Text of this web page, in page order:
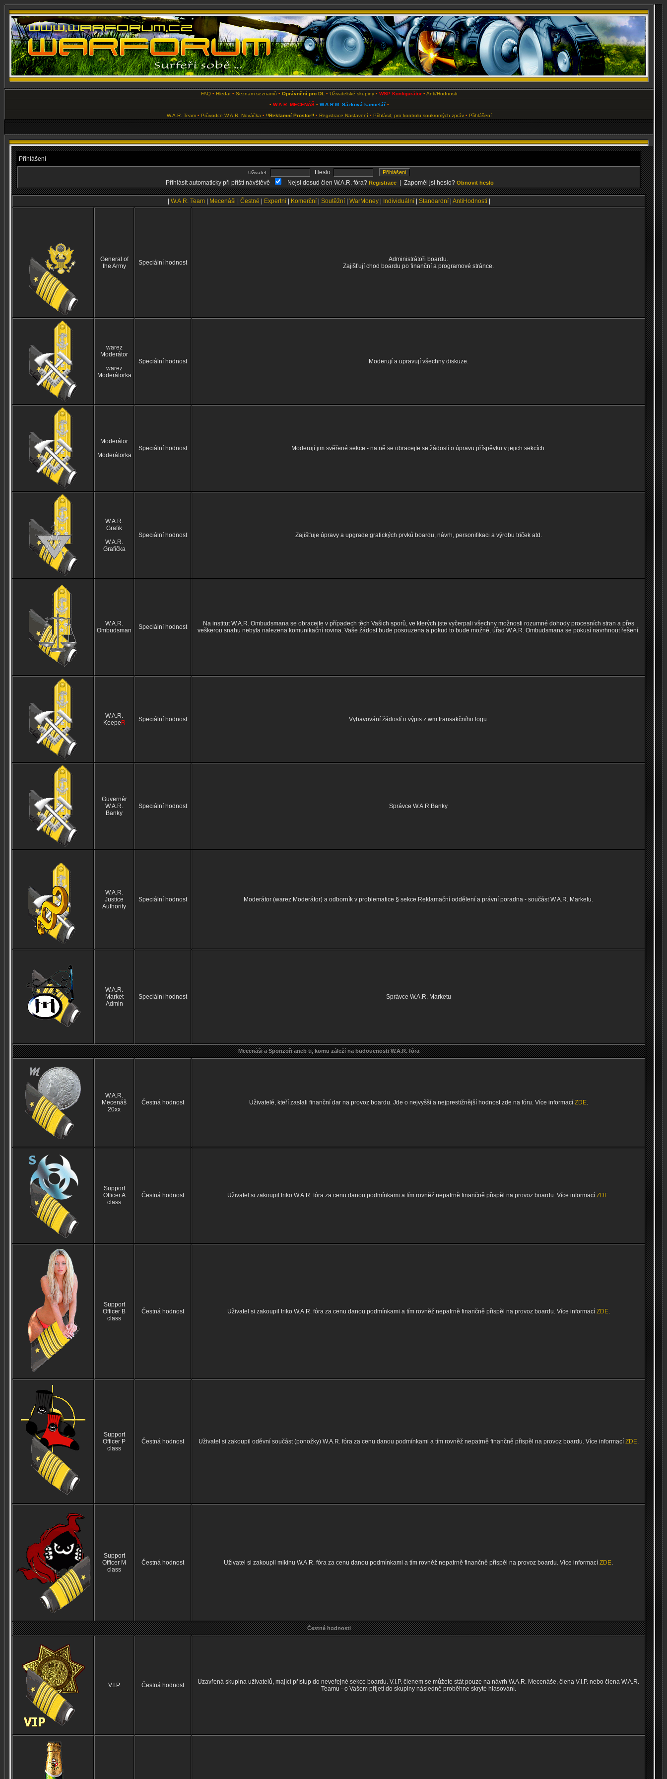
FAQ • Hledat • Seznam seznamů • Oprávnění pro DL • Uživatelské skupiny • WSP Konfigurátor • Anti/Hodnosti
• W.A.R. MECENÁŠ • W.A.R.M. Sázková kancelář •
W.A.R. Team• Průvodce W.A.R. Nováčka • !!Reklamní Prostor!!• Registrace Nastavení• Přihlásit, pro kontrolu soukromých zpráv• Přihlášení
Přihlášení
Uživatel :
Heslo:
Přihlásit automaticky při příští návštěvě
Nejsi dosud člen W.A.R. fóra? Registrace| Zapoměl jsi heslo? Obnovit heslo
W.A.R. Team| Mecenáši Čestné Expertní| Komerční| Soutěžní| WarMoney| Individuální| Standardní| AntiHodnosti
General of
the Army
Speciální hodnost
Administrátoři boardu.
Zajišťují chod boardu po finanční a programové stránce.
warez
Moderátor
warez
Moderátorka
Speciální hodnost Moderují a upravují všechny diskuze.
Moderátor
Moderátorka
Speciální hodnost Moderují jim svěřené sekce - na ně se obracejte se žádostí o úpravu příspěvků v jejich sekcích.
W.A.R.
Grafik
W.A.R.
Grafička
Speciální hodnost Zajišťuje úpravy a upgrade grafických prvků boardu, návrh, personifikaci a výrobu triček atd.
W.A.R.
Ombudsman
Speciální hodnost
Na institut W.A.R. Ombudsmana se obracejte v případech těch Vašich sporů, ve kterých jste vyčerpali všechny možnosti rozumné dohody procesních stran a přes
veškerou snahu nebyla nalezena komunikační rovina. Vaše žádost bude posouzena a pokud to bude možné, úřad W.A.R. Ombudsmana se pokusí navrhnout řešení.
W.A.R.
Keepe R Speciální hodnost Vybavování žádostí o výpis z wm transakčního logu.
Guvernér
W.A.R.
Banky
Speciální hodnost Správce W.A.R Banky
W.A.R.
Justice
Authority
Speciální hodnost Moderátor (warez Moderátor) a odborník v problematice § sekce Reklamační oddělení a právní poradna - součást W.A.R. Marketu.
W.A.R.
Market
Admin
Speciální hodnost Správce W.A.R. Marketu
Mecenáši a Sponzoři aneb ti, komu záleží na budoucnosti W.A.R. fóra
W.A.R.
Mecenáš
20xx
Čestná hodnost Uživatelé, kteří zaslali finanční dar na provoz boardu. Jde o nejvyšší a nejprestižnější hodnost zde na fóru. Více informací ZDE.
Support
Officer A
class
Čestná hodnost Uživatel si zakoupil triko W.A.R. fóra za cenu danou podmínkami a tím rovněž nepatrně finančně přispěl na provoz boardu. Více informací ZDE.
Support
Officer B
class
Čestná hodnost Uživatel si zakoupil triko W.A.R. fóra za cenu danou podmínkami a tím rovněž nepatrně finančně přispěl na provoz boardu. Více informací ZDE.
Support
Officer P
class
Čestná hodnost Uživatel si zakoupil oděvní součást (ponožky) W.A.R. fóra za cenu danou podmínkami a tím rovněž nepatrně finančně přispěl na provoz boardu. Více informací ZDE.
Support
Officer M
class
Čestná hodnost Uživatel si zakoupil mikinu W.A.R. fóra za cenu danou podmínkami a tím rovněž nepatrně finančně přispěl na provoz boardu. Více informací ZDE.
Čestné hodnosti
V.I.P. Čestná hodnost
Uzavřená skupina uživatelů, mající přístup do neveřejné sekce boardu. V.I.P. členem se můžete stát pouze na návrh W.A.R. Mecenáše, člena V.I.P. nebo člena W.A.R.
Teamu - o Vašem přijetí do skupiny následně proběhne skryté hlasování.